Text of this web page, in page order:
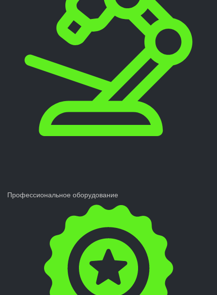
Профессиональное оборудование